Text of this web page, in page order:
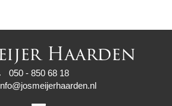
Haarden
050 - 850 68 18